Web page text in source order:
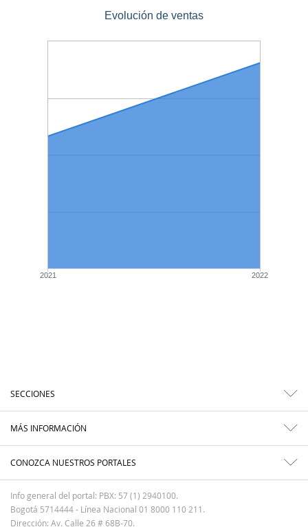
Evolución de ventas
2021 2022
SECCIONES
MÁS INFORMACIÓN
CONOZCA NUESTROS PORTALES
Info general del portal: PBX: 57 (1) 2940100.
Bogotá 5714444 - Línea Nacional 01 8000 110 211.
Dirección: Av. Calle 26 # 68B-70.